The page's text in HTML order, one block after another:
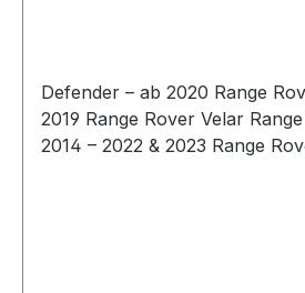
Defender – ab 2020 Range
2019 Range Rover Velar
2014 – 2022 & 2023 Range